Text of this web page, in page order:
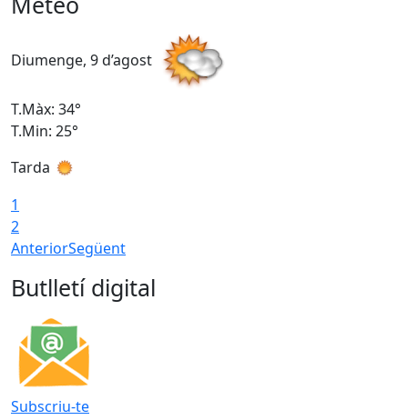
Diumenge, 9 d’agost
T.Màx: 34°
T.Min: 25°
Tarda
1
2
AnteriorSegüent
Butlletí digital
Subscriu-te